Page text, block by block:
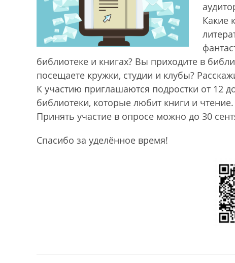
Какие
библиотеке и книгах? Вы приходите в
посещаете кружки, студии и клубы?
К участию приглашаются подростки от 12
библиотеки, которые любит книги и чтение.
Принять участие в опросе можно до 30
Спасибо за уделённое время!